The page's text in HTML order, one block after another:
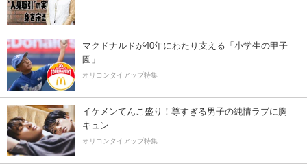
マクドナルドが40年にわたり支える「小学生の甲子
園」
オリコンタイアップ特集
イケメンてんこ盛り！尊すぎる男子の純情ラブに胸
キュン
オリコンタイアップ特集